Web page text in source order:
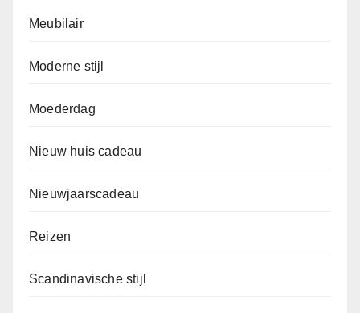
Meubilair
Moderne stijl
Moederdag
Nieuw huis cadeau
Nieuwjaarscadeau
Reizen
Scandinavische stijl